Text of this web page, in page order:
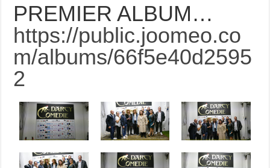
PREMIER ALBUM…
https://public.joomeo.co
m/albums/66f5e40d2595
2